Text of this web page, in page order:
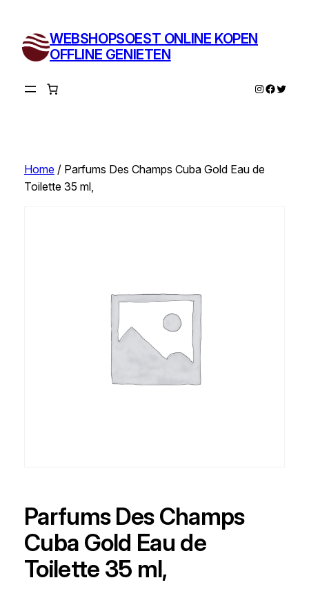
inhoud
WEBSHOPSOEST ONLINE KOPEN
OFFLINE GENIETEN
Instagram
Twitter
Home/ Parfums Des Champs Cuba Gold Eau de
Toilette 35 ml,
Parfums Des Champs
Cuba Gold Eau de
Toilette 35 ml,